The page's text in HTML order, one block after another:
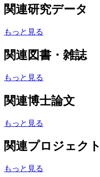
関連研究データ
もっと見る
関連図書・雑誌
もっと見る
関連博士論文
もっと見る
関連プロジェクト
もっと見る